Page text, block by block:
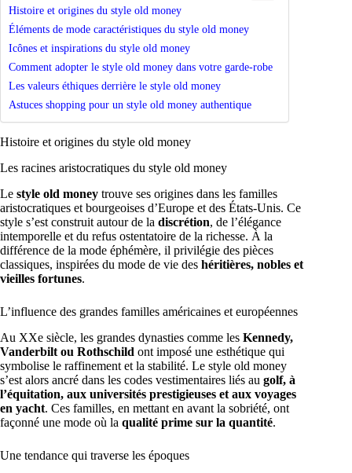
Histoire et origines du style old money
Éléments de mode caractéristiques du style old money
Icônes et inspirations du style old money
Comment adopter le style old money dans votre garde-robe
Les valeurs éthiques derrière le style old money
Astuces shopping pour un style old money authentique
Histoire et origines du style old money
Les racines aristocratiques du style old money
Le style old money trouve ses origines dans les familles
aristocratiques et bourgeoises d’Europe et des États-Unis. Ce
style s’est construit autour de la discrétion, de l’élégance
intemporelle et du refus ostentatoire de la richesse. À la
différence de la mode éphémère, il privilégie des pièces
classiques, inspirées du mode de vie des héritières, nobles et
vieilles fortunes.
L’influence des grandes familles américaines et européennes
Au XXe siècle, les grandes dynasties comme les Kennedy,
Vanderbilt ou Rothschild ont imposé une esthétique qui
symbolise le raffinement et la stabilité. Le style old money
s’est alors ancré dans les codes vestimentaires liés au golf, à
l’équitation, aux universités prestigieuses et aux voyages
en yacht. Ces familles, en mettant en avant la sobriété, ont
façonné une mode où la qualité prime sur la quantité.
Une tendance qui traverse les époques